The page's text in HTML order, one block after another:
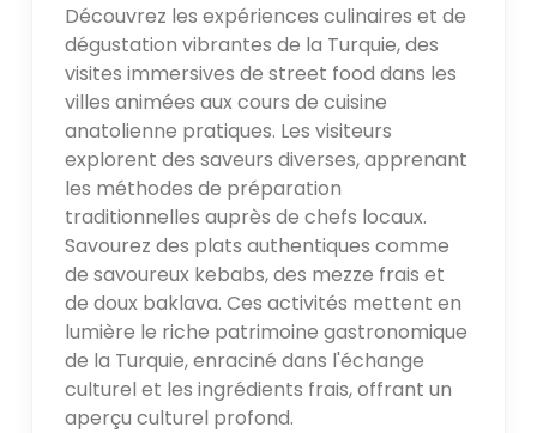
Découvrez les expériences culinaires et de
dégustation vibrantes de la Turquie, des
visites immersives de street food dans les
villes animées aux cours de cuisine
anatolienne pratiques. Les visiteurs
explorent des saveurs diverses, apprenant
les méthodes de préparation
traditionnelles auprès de chefs locaux.
Savourez des plats authentiques comme
de savoureux kebabs, des mezze frais et
de doux baklava. Ces activités mettent en
lumière le riche patrimoine gastronomique
de la Turquie, enraciné dans l'échange
culturel et les ingrédients frais, offrant un
aperçu culturel profond.